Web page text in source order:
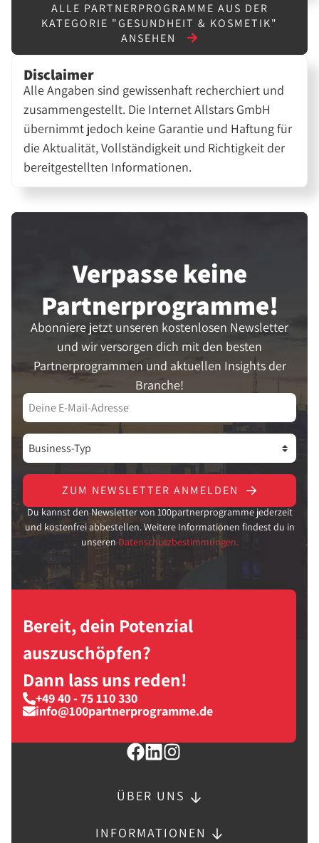
ALLE PARTNERPROGRAMME AUS DER
KATEGORIE "GESUNDHEIT & KOSMETIK"
ANSEHEN
Disclaimer
Alle Angaben sind gewissenhaft recherchiert und
zusammengestellt. Die Internet Allstars GmbH
übernimmt jedoch keine Garantie und Haftung für
die Aktualität, Vollständigkeit und Richtigkeit der
bereitgestellten Informationen.
Verpasse keine
Partner­programme!
Abonniere jetzt unseren kostenlosen Newsletter
und wir versorgen dich mit den besten
Partnerprogrammen und aktuellen Insights der
Branche!
ZUM NEWSLETTER ANMELDEN
Du kannst den Newsletter von 100partnerprogramme jederzeit
und kostenfrei abbestellen. Weitere Informationen findest du in
unseren Datenschutzbestimmungen.
Bereit, dein Potenzial
auszuschöpfen?
Dann lass uns reden!
+49 40 - 75 110 330
info@100partnerprogramme.de
ÜBER UNS
INFORMATIONEN